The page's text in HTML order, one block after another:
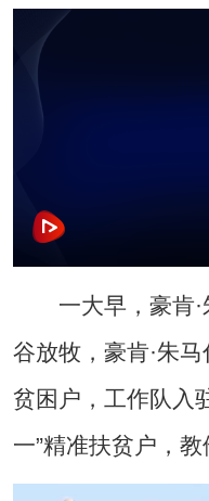
一大早，豪肯·
谷放牧，豪肯·朱
贫困户，工作队入
一”精准扶贫户，教